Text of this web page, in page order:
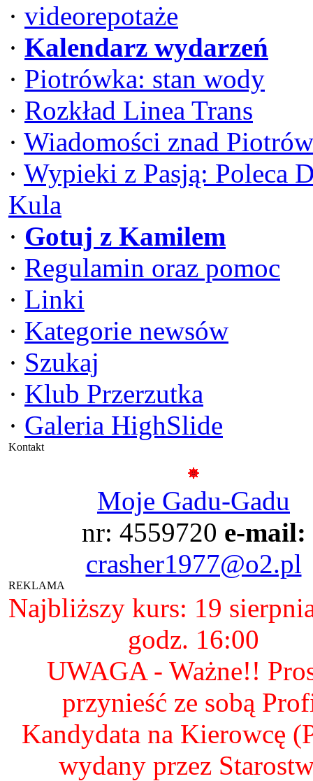
· videorepotaże
· Kalendarz wydarzeń
· Piotrówka: stan wody
· Rozkład Linea Trans
· Wiadomości znad
· Wypieki z Pasją: Poleca
Kula
· Gotuj z Kamilem
· Regulamin oraz pomoc
· Linki
· Kategorie newsów
· Szukaj
· Klub Przerzutka
· Galeria HighSlide
Kontakt
Moje Gadu-Gadu
nr: 4559720 e-mail:
crasher1977@o2.pl
REKLAMA
Najbliższy kurs: 19
godz. 16:00
UWAGA - Ważne!!
przynieść ze sobą
Kandydata na Kierowcę
wydany przez